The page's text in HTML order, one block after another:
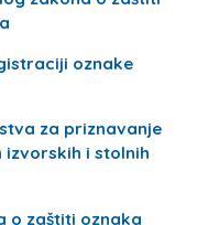
oznake
za priznavanje
i stolnih
o zaštiti oznaka